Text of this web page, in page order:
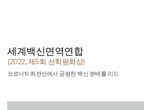
세계백신면역연합
(2022, 제5회 선학평화상)
코로나19 최전선에서 공평한 백신 분배를 리드